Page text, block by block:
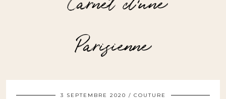
3 SEPTEMBRE 2020 COUTURE